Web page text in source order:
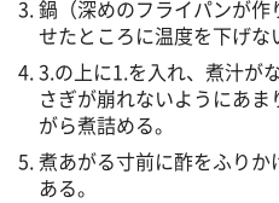
鍋（深めのフライパンが
せたところに温度を下げな
3.の上に1.を入れ、煮汁が
さぎが崩れないようにあ
がら煮詰める。
煮あがる寸前に酢をふり
ある。